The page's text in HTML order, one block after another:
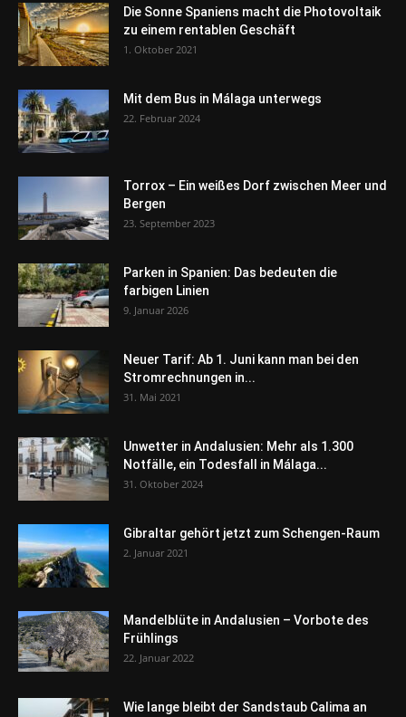
Die Sonne Spaniens macht die Photovoltaik
zu einem rentablen Geschäft
1. Oktober 2021
Mit dem Bus in Málaga unterwegs
22. Februar 2024
Torrox – Ein weißes Dorf zwischen Meer und
Bergen
23. September 2023
Parken in Spanien: Das bedeuten die
farbigen Linien
9. Januar 2026
Neuer Tarif: Ab 1. Juni kann man bei den
Stromrechnungen in...
31. Mai 2021
Unwetter in Andalusien: Mehr als 1.300
Notfälle, ein Todesfall in Málaga...
31. Oktober 2024
Gibraltar gehört jetzt zum Schengen-Raum
2. Januar 2021
Mandelblüte in Andalusien – Vorbote des
Frühlings
22. Januar 2022
Wie lange bleibt der Sandstaub Calima an